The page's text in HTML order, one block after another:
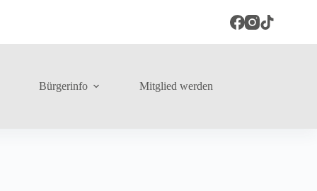
Bürgerinfo Mitglied werden